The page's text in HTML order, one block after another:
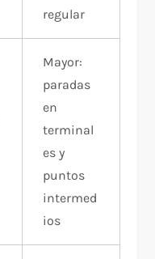
regular
Mayor:
paradas
en
terminal
es y
puntos
intermed
ios